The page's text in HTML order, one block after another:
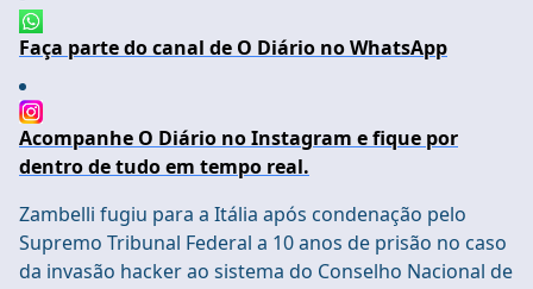
Faça parte do canal de O Diário no WhatsApp
Acompanhe O Diário no Instagram e fique por
dentro de tudo em tempo real.
Zambelli fugiu para a Itália após condenação pelo
Supremo Tribunal Federal a 10 anos de prisão no caso
da invasão hacker ao sistema do Conselho Nacional de